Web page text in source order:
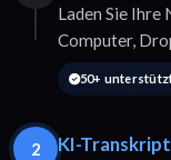
Laden Sie Ihre
Computer,
50+
2 KI-